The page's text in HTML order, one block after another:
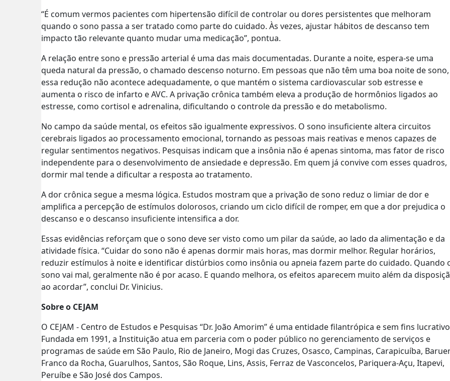
“É comum vermos pacientes com hipertensão difícil de controlar ou dores persistentes que melhoram
quando o sono passa a ser tratado como parte do cuidado. Às vezes, ajustar hábitos de descanso tem
impacto tão relevante quanto mudar uma medicação”, pontua.
A relação entre sono e pressão arterial é uma das mais documentadas. Durante a noite, espera-se uma
queda natural da pressão, o chamado descenso noturno. Em pessoas que não têm uma boa noite de sono,
essa redução não acontece adequadamente, o que mantém o sistema cardiovascular sob estresse e
aumenta o risco de infarto e AVC. A privação crônica também eleva a produção de hormônios ligados ao
estresse, como cortisol e adrenalina, dificultando o controle da pressão e do metabolismo.
No campo da saúde mental, os efeitos são igualmente expressivos. O sono insuficiente altera circuitos
cerebrais ligados ao processamento emocional, tornando as pessoas mais reativas e menos capazes de
regular sentimentos negativos. Pesquisas indicam que a insônia não é apenas sintoma, mas fator de risco
independente para o desenvolvimento de ansiedade e depressão. Em quem já convive com esses quadros,
dormir mal tende a dificultar a resposta ao tratamento.
A dor crônica segue a mesma lógica. Estudos mostram que a privação de sono reduz o limiar de dor e
amplifica a percepção de estímulos dolorosos, criando um ciclo difícil de romper, em que a dor prejudica o
descanso e o descanso insuficiente intensifica a dor.
Essas evidências reforçam que o sono deve ser visto como um pilar da saúde, ao lado da alimentação e da
atividade física. “Cuidar do sono não é apenas dormir mais horas, mas dormir melhor. Regular horários,
reduzir estímulos à noite e identificar distúrbios como insônia ou apneia fazem parte do cuidado. Quando
sono vai mal, geralmente não é por acaso. E quando melhora, os efeitos aparecem muito além da
ao acordar”, conclui Dr. Vinicius.
Sobre o CEJAM
O CEJAM - Centro de Estudos e Pesquisas “Dr. João Amorim” é uma entidade filantrópica e sem fins
Fundada em 1991, a Instituição atua em parceria com o poder público no gerenciamento de serviços e
programas de saúde em São Paulo, Rio de Janeiro, Mogi das Cruzes, Osasco, Campinas, Carapicuíba,
Franco da Rocha, Guarulhos, Santos, São Roque, Lins, Assis, Ferraz de Vasconcelos, Pariquera-Açu, Itapevi,
Peruíbe e São José dos Campos.